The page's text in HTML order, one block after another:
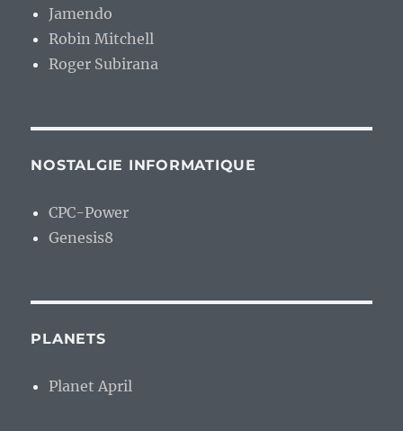
Jamendo
Robin Mitchell
Roger Subirana
NOSTALGIE INFORMATIQUE
CPC-Power
Genesis8
PLANETS
Planet April